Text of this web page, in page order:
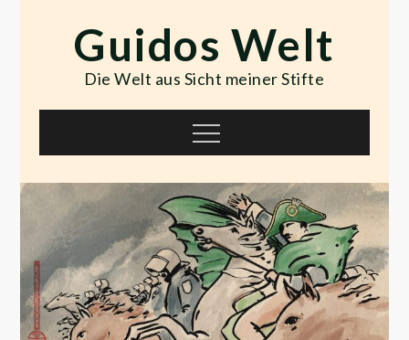
contentGuidos Welt
Die Welt aus Sicht meiner Stifte
Menu